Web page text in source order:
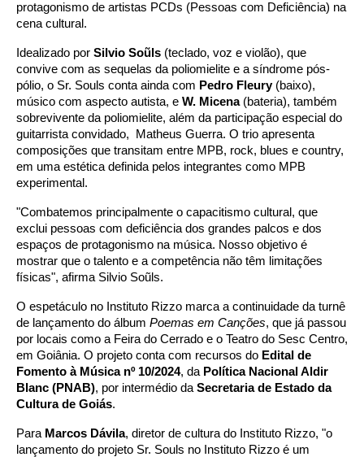
protagonismo de artistas PCDs (Pessoas com Deficiência) na
cena cultural.
Idealizado por Silvio Soũls (teclado, voz e violão), que
convive com as sequelas da poliomielite e a síndrome pós-
pólio, o Sr. Souls conta ainda com Pedro Fleury(baixo),
músico com aspecto autista, e W. Micena(bateria), também
sobrevivente da poliomielite, além da participação especial do
guitarrista convidado, Matheus Guerra. O trio apresenta
composições que transitam entre MPB, rock, blues e country,
em uma estética definida pelos integrantes como MPB
experimental.
"Combatemos principalmente o capacitismo cultural, que
exclui pessoas com deficiência dos grandes palcos e dos
espaços de protagonismo na música. Nosso objetivo é
mostrar que o talento e a competência não têm limitações
físicas", afirma Silvio Soũls.
O espetáculo no Instituto Rizzo marca a continuidade da turnê
de lançamento do álbum Poemas em Canções, que já passou
por locais como a Feira do Cerrado e o Teatro do Sesc Centro,
em Goiânia. O projeto conta com recursos do Edital de
Fomento à Música nº 10/2024, da Política Nacional Aldir
Blanc (PNAB), por intermédio da Secretaria de Estado da
Cultura de Goiás.
Para Marcos Dávila, diretor de cultura do Instituto Rizzo, "o
lançamento do projeto Sr. Souls no Instituto Rizzo é um